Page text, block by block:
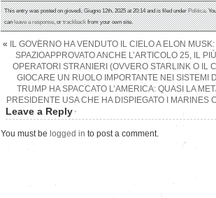
This entry was posted on giovedì, Giugno 12th, 2025 at 20:14 and is filed underPolitica.
canleave a response, ortrackbackfrom your own site.
«
IL GOVERNO HA VENDUTO IL CIELO A ELON
SPAZIOAPPROVATO ANCHE L’ARTICOLO 25, IL
OPERATORI STRANIERI (OVVERO STARLINK O IL
GIOCARE UN RUOLO IMPORTANTE NEI SISTEMI
TRUMP HA SPACCATO L’AMERICA: QUASI LA
PRESIDENTE USA CHE HA DISPIEGATO I MARINES
Leave a Reply
You must be logged in to post a comment.